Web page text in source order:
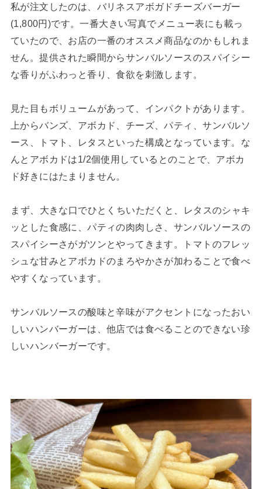
私が注文したのは、バリネスアボガドチーズバーガー
(1,800円)です。一番大きい写真でメニュー表にも載っ
ていたので、お店の一番のオススメ商品なのかもしれま
せん。提供された瞬間からサンバルソースのスパイシー
な香りがふわっと香り、食欲を刺激します。
見た目もボリュームがあって、インパクトがあります。
上からバンズ、アボカド、チーズ、パティ、サンバルソ
ース、トマト、レタスといった構成となっています。な
んとアボカドは1/2個使用しているとのことで、アボカ
ド好きにはたまりません。
⁡まず、大きな口でひとくちいただくと、レタスのシャキ
ッとした食感に、パティの肉肉しさ、サンバルソースの
スパイシーさがガツンとやってきます。トマトのフレッ
シュな甘みとアボカドのまろやかさが加わることで食べ
やすくなっています。
サンバルソースの酸味と辛味がアクセントになったおい
しいハンバーガーは、他店では食べることのできない珍
しいハンバーガーです。